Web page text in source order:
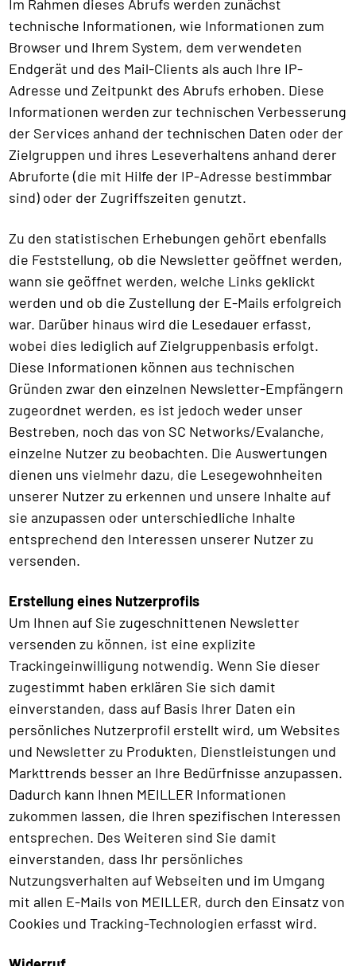
Im Rahmen dieses Abrufs werden zunächst
technische Informationen, wie Informationen zum
Browser und Ihrem System, dem verwendeten
Endgerät und des Mail-Clients als auch Ihre IP-
Adresse und Zeitpunkt des Abrufs erhoben. Diese
Informationen werden zur technischen Verbesserung
der Services anhand der technischen Daten oder der
Zielgruppen und ihres Leseverhaltens anhand derer
Abruforte (die mit Hilfe der IP-Adresse bestimmbar
sind) oder der Zugriffszeiten genutzt.
Zu den statistischen Erhebungen gehört ebenfalls
die Feststellung, ob die Newsletter geöffnet werden,
wann sie geöffnet werden, welche Links geklickt
werden und ob die Zustellung der E-Mails erfolgreich
war. Darüber hinaus wird die Lesedauer erfasst,
wobei dies lediglich auf Zielgruppenbasis erfolgt.
Diese Informationen können aus technischen
Gründen zwar den einzelnen Newsletter-Empfängern
zugeordnet werden, es ist jedoch weder unser
Bestreben, noch das von SC Networks/Evalanche,
einzelne Nutzer zu beobachten. Die Auswertungen
dienen uns vielmehr dazu, die Lesegewohnheiten
unserer Nutzer zu erkennen und unsere Inhalte auf
sie anzupassen oder unterschiedliche Inhalte
entsprechend den Interessen unserer Nutzer zu
versenden.
Erstellung eines Nutzerprofils
Um Ihnen auf Sie zugeschnittenen Newsletter
versenden zu können, ist eine explizite
Trackingeinwilligung notwendig. Wenn Sie dieser
zugestimmt haben erklären Sie sich damit
einverstanden, dass auf Basis Ihrer Daten ein
persönliches Nutzerprofil erstellt wird, um Websites
und Newsletter zu Produkten, Dienstleistungen und
Markttrends besser an Ihre Bedürfnisse anzupassen.
Dadurch kann Ihnen MEILLER Informationen
zukommen lassen, die Ihren spezifischen Interessen
entsprechen. Des Weiteren sind Sie damit
einverstanden, dass Ihr persönliches
Nutzungsverhalten auf Webseiten und im Umgang
mit allen E-Mails von MEILLER, durch den Einsatz von
Cookies und Tracking-Technologien erfasst wird.